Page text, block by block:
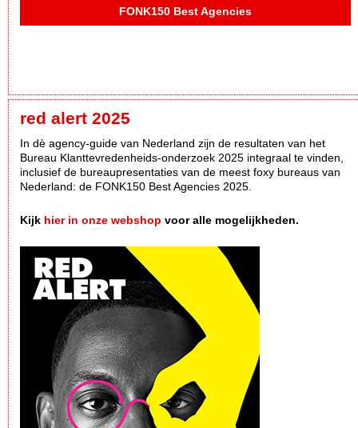
FONK150 Best Agencies
red alert 2025
In dè agency-guide van Nederland zijn de resultaten van het
Bureau Klanttevredenheids-onderzoek 2025 integraal te vinden,
inclusief de bureaupresentaties van de meest foxy bureaus van
Nederland: de FONK150 Best Agencies 2025.
Kijk hier in onze webshop voor alle mogelijkheden.